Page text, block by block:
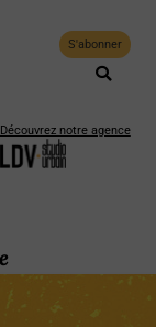
S'abonner
Découvrez notre agence